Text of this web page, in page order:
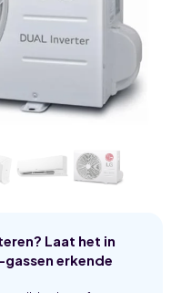
Laat het in
erkende